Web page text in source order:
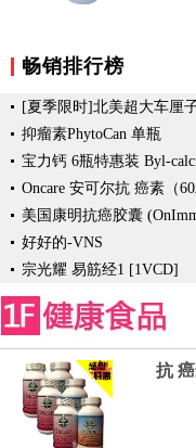
畅销排行榜
[夏季限时]北美超大车厘
抑瘤素PhytoCan 单瓶
宝力钙 6瓶特惠装 Byl-
Oncare 安可尔抗 癌素（60
美国康明抗癌胶囊
好好的-VNS
宗光耀 易筋经1 [1VCD]
抗